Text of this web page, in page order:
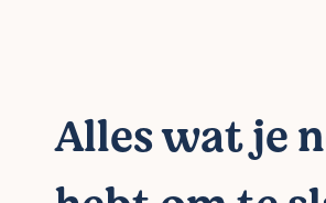
Alles wat je